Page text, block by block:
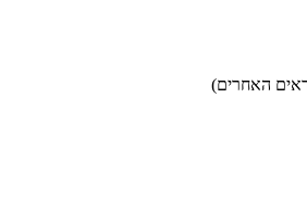
האחרים)